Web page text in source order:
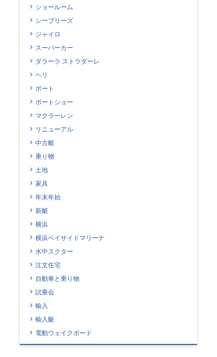
ショールーム
シーブリーズ
ジャイロ
スーパーカー
ダラーラ ストラダーレ
ヘリ
ボート
ボートショー
マクラーレン
リニューアル
中古艇
乗り物
土地
家具
年末年始
新艇
横浜
横浜ベイサイドマリーナ
水中スクター
注文住宅
自動車と乗り物
試乗会
輸入
輸入艇
電動ウェイクボード